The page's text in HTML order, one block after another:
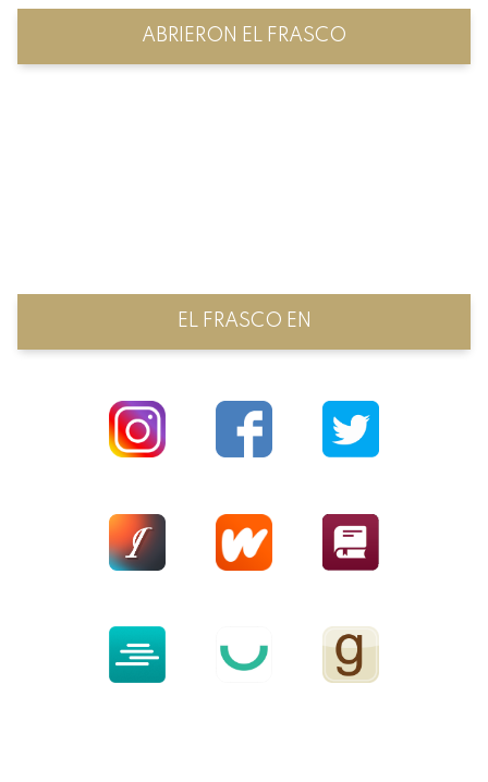
ABRIERON EL FRASCO
EL FRASCO EN